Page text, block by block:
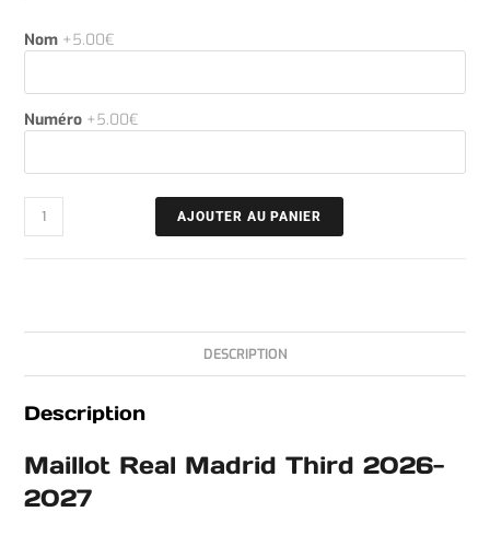
Nom +5.00€
Numéro +5.00€
AJOUTER AU PANIER
DESCRIPTION
Description
Maillot Real Madrid Third 2026-
2027